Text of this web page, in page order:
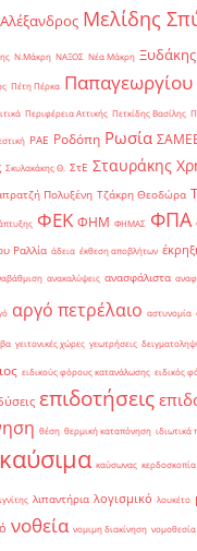
Μελίδης
Ν.Μάκρη ΝΑΞΟΣ Νέα Μάκρη
Πέτη Πέρκα Παπαγεωργίου
Περιφέρεια Αττικής Πετκίδης Βασίλης
ΡΑΕ Ροδόπη Ρωσία
Σκυλακάκης Θ. ΣτΕ Σταυράκης
Πολυξένη Τζάκρη Θεοδώρα
ΦΕΚ ΦΗΜ ΦΗΜΑΣ ΦΠΑ
Ραλλία άδεια έκθεση αποβλήτων
ανακαλύψεις ανασφάλιστα
αργό πετρέλαιο αστυνομία
γειτονικές χώρες γεωτρήσεις
ειδικούς φόρους κατανάλωσης ειδικός
επιδοτήσεις
θέση θερμική καταπόνηση ιδιωτικά
καύσιμα καύσωνας κερδοσκοπία
λιπαντήρια λογισμικό λουκέτο
νοθεία νομιμη διακίνηση νομοθεσία